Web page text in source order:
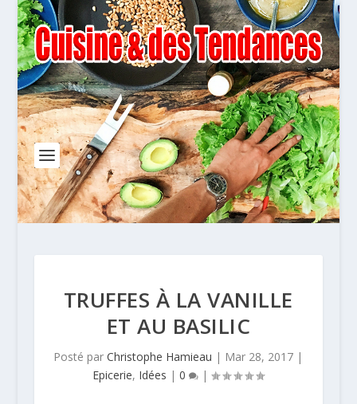
TRUFFES À LA VANILLE
ET AU BASILIC
Posté parChristophe Hamieau | Mar 28, 2017 |
Epicerie, Idées |0 |